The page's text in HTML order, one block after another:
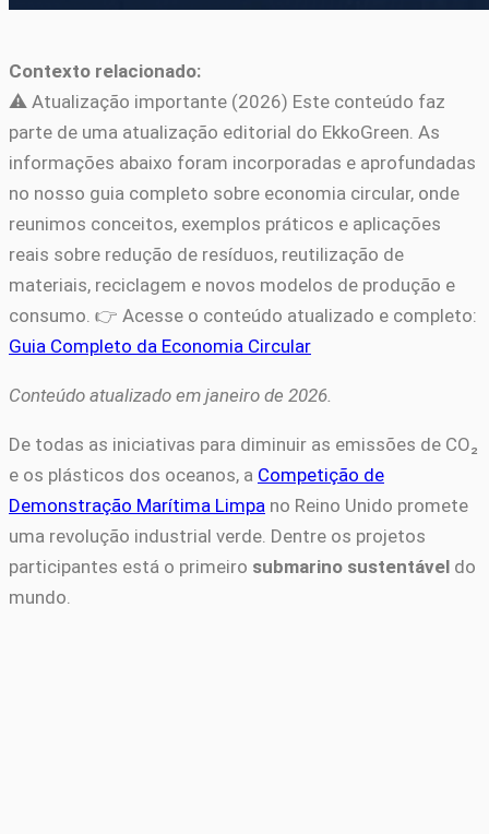
Contexto relacionado:
⚠️ Atualização importante (2026) Este conteúdo faz
parte de uma atualização editorial do EkkoGreen. As
informações abaixo foram incorporadas e aprofundadas
no nosso guia completo sobre economia circular, onde
reunimos conceitos, exemplos práticos e aplicações
reais sobre redução de resíduos, reutilização de
materiais, reciclagem e novos modelos de produção e
consumo. 👉 Acesse o conteúdo atualizado e completo:
Guia Completo da Economia Circular
Conteúdo atualizado em janeiro de 2026.
De todas as iniciativas para diminuir as emissões de CO₂
e os plásticos dos oceanos, a Competição de
Demonstração Marítima Limpa no Reino Unido promete
uma revolução industrial verde. Dentre os projetos
participantes está o primeiro submarino sustentável do
mundo.